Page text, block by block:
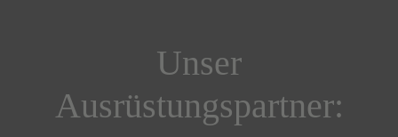
Unser
Ausrüstungspartner: